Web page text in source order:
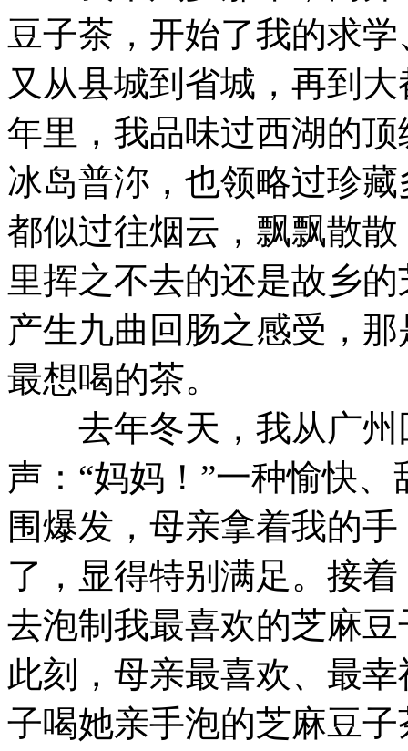
豆子茶，开始了我的求
又从县城到省城，再到
年里，我品味过西湖的
冰岛普沵，也领略过珍
都似过往烟云，飘飘散
里挥之不去的还是故乡
产生九曲回肠之感受，
最想喝的茶。
去年冬天，我从广州
声：“妈妈！”一种愉快
围爆发，母亲拿着我的
了，显得特别满足。接
去泡制我最喜欢的芝麻
此刻，母亲最喜欢、最
子喝她亲手泡的芝麻豆子